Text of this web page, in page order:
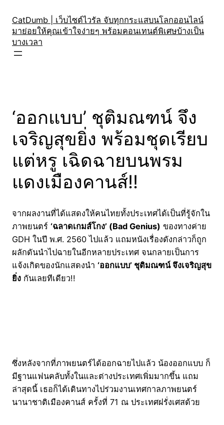
content
CatDumb | เว็บไซต์ไวรัล จับทุกกระแสบนโลกออนไลน์
มาย่อยให้คุณเข้าใจง่ายๆ พร้อมคอนเทนต์พิเศษบ้างเป็น
บางเวลา
‘ออกแบบ’ ชุติมณฑน์ จึง
เจริญสุขยิ่ง พร้อมชุดเรียบ
แต่หรู เฉิดฉายบนพรม
แดงเมืองคานส์!!
จากผลงานที่ได้แสดงให้คนไทยทั้งประเทศได้เป็นที่รู้จักใน
ภาพยนตร์ ‘ฉลาดเกมส์โกง’ (Bad Genius) ของทางค่าย
GDH ในปี พ.ศ. 2560 ไปแล้ว แถมหนังเรื่องดังกล่าวก็ถูก
ผลักดันนำไปฉายในอีกหลายประเทศ จนกลายเป็นการ
แจ้งเกิดของนักแสดงนำ ‘ออกแบบ’ ชุติมณฑน์ จึงเจริญสุข
ยิ่ง กันเลยทีเดียว!!
ซึ่งหลังจากที่ภาพยนตร์ได้ออกฉายไปแล้ว น้องออกแบบ ก็
มีฐานแฟนคลับทั้งในและต่างประเทศเพิ่มมากขึ้น แถม
ล่าสุดนี้ เธอก็ได้เดินทางไปร่วมงานเทศกาลภาพยนตร์
นานาชาติเมืองคานส์ ครั้งที่ 71 ณ ประเทศฝรั่งเศสด้วย